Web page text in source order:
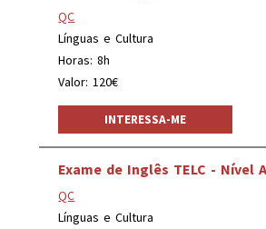
QC
Línguas e Cultura
Horas: 8h
Valor: 120€
INTERESSA-ME
Exame de Inglês TELC - Nível
QC
Línguas e Cultura